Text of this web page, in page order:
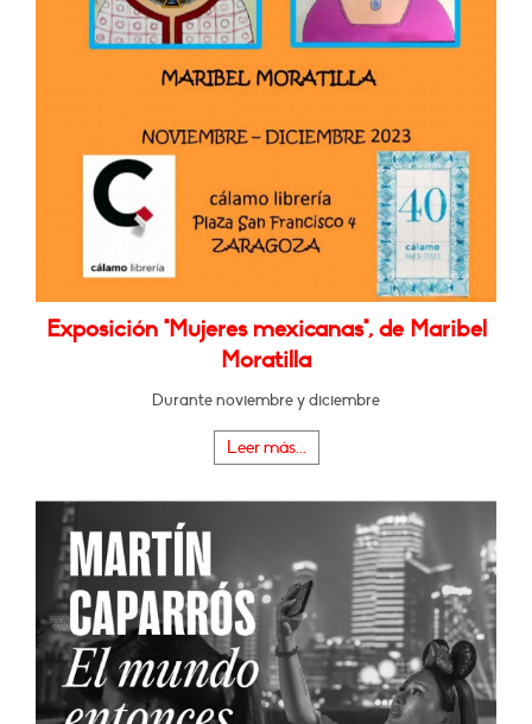
Exposición "Mujeres mexicanas", de Maribel
Moratilla
Durante noviembre y diciembre
Leer más...